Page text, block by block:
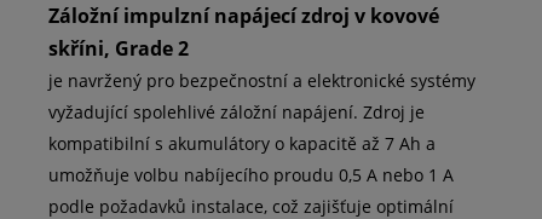
Záložní impulzní napájecí zdroj v kovové
skříni, Grade 2
je navržený pro bezpečnostní a elektronické systémy
vyžadující spolehlivé záložní napájení. Zdroj je
kompatibilní s akumulátory o kapacitě až 7 Ah a
umožňuje volbu nabíjecího proudu 0,5 A nebo 1 A
podle požadavků instalace, což zajišťuje optimální